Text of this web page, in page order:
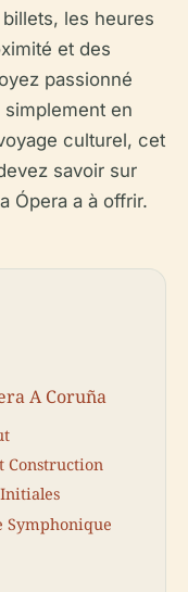
les heures
et des
passionné
en
culturel, cet
savoir sur
Ópera a à offrir.
A Coruña
Construction
Symphonique